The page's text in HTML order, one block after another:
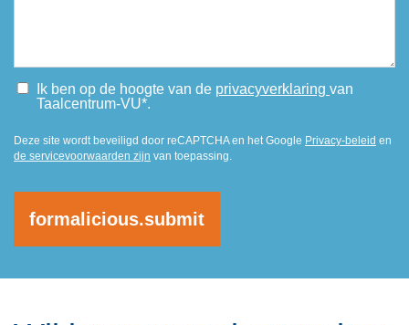
Ik ben op de hoogte van de privacyverklaring van
Taalcentrum-VU*.
Deze site wordt beveiligd door reCAPTCHA en het Google Privacy-beleid en
de servicevoorwaarden zijn van toepassing.
formalicious.submit